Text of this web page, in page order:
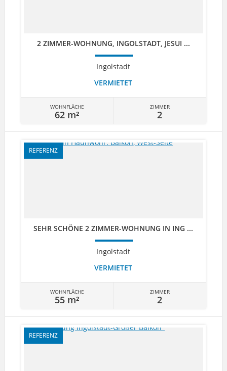
2 ZIMMER-WOHNUNG, INGOLSTADT, JESUI ...
Ingolstadt
VERMIETET
WOHNFLÄCHE
62 m²
ZIMMER
2
REFERENZ
SEHR SCHÖNE 2 ZIMMER-WOHNUNG IN ING ...
Ingolstadt
VERMIETET
WOHNFLÄCHE
55 m²
ZIMMER
2
REFERENZ